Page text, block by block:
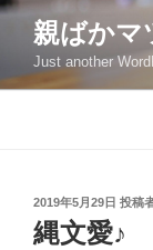
コ
ン
親ばかマ
Just another
投
稿
日:
2019年5月29日 投稿
縄文愛♪